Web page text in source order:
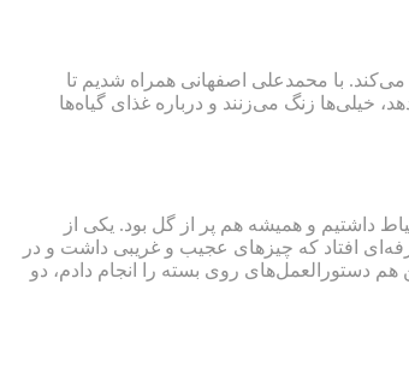
شروع می‌کند. با محمدعلی اصفهانی همراه شدیم تا
خیلی‌ها زنگ می‌زنند و درباره غذای گیاه‌ها
کنم، اما ما حیاط داشتیم و همیشه هم پر از گل بود. یکی از
به بازارچه خیریه رفته بودم، چشمم به غرفه‌ای افتاد که چیزهای عجیب و غریبی داشت و در
خودش را داشت و من هم دستورالعمل‌های روی بسته را انجام دادم، دو